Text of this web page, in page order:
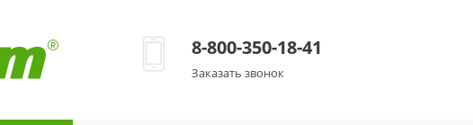
8-800-350-18-41
Заказать звонок